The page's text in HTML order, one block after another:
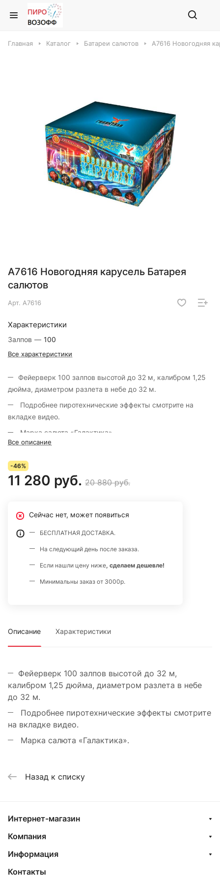
Главная Каталог Батареи салютов А7616 Новогодняя
А7616 Новогодняя карусель Батарея
салютов
Арт. А7616
Характеристики
Залпов — 100
Все характеристики
Фейерверк 100 залпов высотой до 32 м, калибром 1,25
дюйма, диаметром разлета в небе до 32 м.
Подробнее пиротехнические эффекты смотрите на
вкладке видео.
Марка салюта «Галактика».
Все описание
-46%
11 280 руб. 20 880 руб.
Сейчас нет, может появиться
БЕСПЛАТНАЯ ДОСТАВКА.
На следующий день после заказа.
Если нашли цену ниже, сделаем дешевле!
Минимальны заказ от 3000р.
Описание Характеристики
Фейерверк 100 залпов высотой до 32 м,
калибром 1,25 дюйма, диаметром разлета в небе
до 32 м.
Подробнее пиротехнические эффекты смотрите
на вкладке видео.
Марка салюта «Галактика».
Назад к списку
Интернет-магазин
Компания
Информация
Контакты